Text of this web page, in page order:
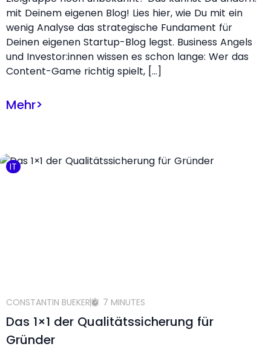
mit Deinem eigenen Blog! Lies hier, wie Du mit ein
wenig Analyse das strategische Fundament für
Deinen eigenen Startup-Blog legst. Business Angels
und Investor:innen wissen es schon lange: Wer das
Content-Game richtig spielt, […]
Mehr>
IT
CONSTANTIN BUEKER 7 MINUTES
Das 1×1 der Qualitätssicherung für
Gründer